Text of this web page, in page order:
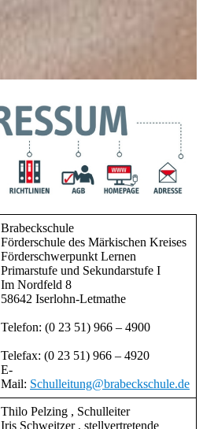
Brabeckschule
Förderschule des Märkischen Kreises
Förderschwerpunkt Lernen
Primarstufe und Sekundarstufe I
Im Nordfeld 8
58642 Iserlohn-Letmathe
Telefon: (0 23 51) 966 – 4900
Telefax: (0 23 51) 966 – 4920
E-
Mail: Schulleitung@brabeckschule.de
Thilo Pelzing , Schulleiter
Iris Schweitzer , stellvertretende